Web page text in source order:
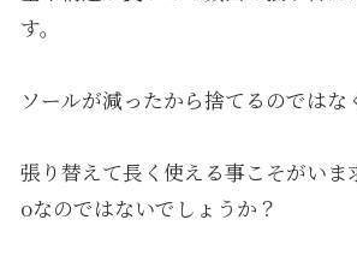
す。
ソールが減ったから捨てるのではな
張り替えて長く使える事こそがいま
oなのではないでしょうか？